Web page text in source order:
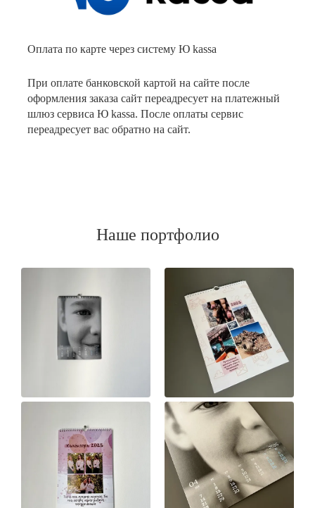
Оплата по карте через систему Ю kassa
При оплате банковской картой на сайте после
оформления заказа сайт переадресует на платежный
шлюз сервиса Ю kassa. После оплаты сервис
переадресует вас обратно на сайт.
Наше портфолио